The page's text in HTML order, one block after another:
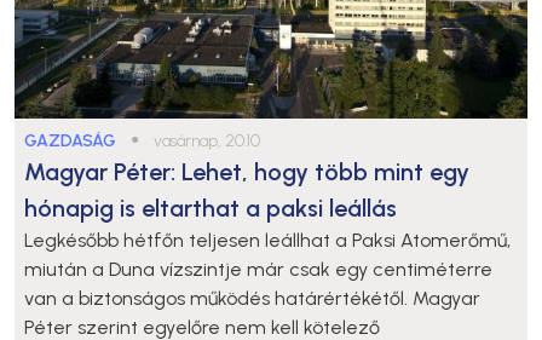
GAZDASÁG ● vasárnap, 20:10
Magyar Péter: Lehet, hogy több mint egy
hónapig is eltarthat a paksi leállás
Legkésőbb hétfőn teljesen leállhat a Paksi Atomerőmű,
miután a Duna vízszintje már csak egy centiméterre
van a biztonságos működés határértékétől. Magyar
Péter szerint egyelőre nem kell kötelező